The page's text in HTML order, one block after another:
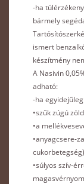
-ha
bármely
ismert
készítmény
A Nasivin
adható:
-ha
•szűk zúgú
•a
•anyagcsere-
•súlyos szív-